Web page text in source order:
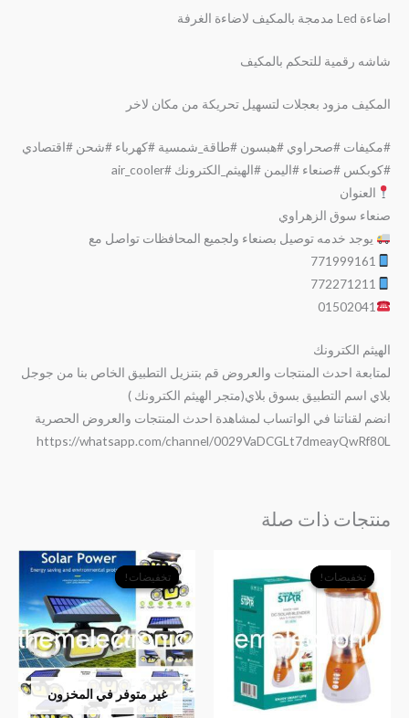
اضاءة Led مدمجة بالمكيف لاضاءة الغرفة
شاشه رقمية للتحكم بالمكيف
المكيف مزود بعجلات لتسهيل تحريكة من مكان لاخر
#مكيفات #صحراوي #هبسون #طاقة_شمسية #كهرباء #شحن #اقتصادي
#كوبكس #صنعاء #اليمن #الهيثم_الكترونك #air_cooler
العنوان
صنعاء سوق الزهراوي
يوجد خدمه توصيل بصنعاء ولجميع المحافظات تواصل مع
771999161
772271211
01502041
الهيثم الكترونك
لمتابعة احدث المنتجات والعروض قم بتنزيل التطبيق الخاص بنا من جوجل
بلاي اسم التطبيق بسوق بلاي(متجر الهيثم الكترونك )
انضم لقناتنا في الواتساب لمشاهدة احدث المنتجات والعروض الحصرية
https://whatsapp.com/channel/0029VaDCGLt7dmeayQwRf80L
منتجات ذات صلة
تخفيضات!
تخفيضات!
الأصلي
هو:
﷼12,500.
هو:
﷼11,000.
تخفيضات!
غير متوفر في المخزون
تخفيضات!
السعر
الأصلي
هو:
﷼10,500.
السعر
الحالي
هو:
﷼9,500.